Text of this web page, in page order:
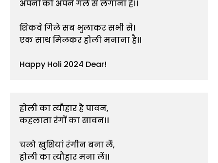
अपनों को अपने गले से लगाना है।।
शिकवे गिले सब भुलाकर सभी से।
एक साथ मिलकर होली मनाना है।।
Happy Holi 2024 Dear!
होली का त्यौहार है पावन,
कहलाता रंगों का सावन।।
चलो खुशियां रंगीन बना लें,
होली का त्यौहार मना लें।।